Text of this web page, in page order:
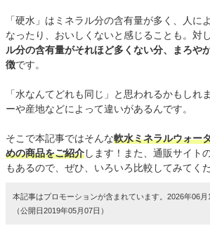
「硬水」はミネラル分の含有量が多く、人に
なったり、おいしくないと感じることも。対
ル分の含有量がそれほど多くない分、まろや
徴です。
「水なんてどれも同じ」と思われるかもしれ
ーや産地などによって違いがあるんです。
そこで本記事ではそんな軟水ミネラルウォー
めの商品をご紹介します！また、通販サイト
もあるので、ぜひ、いろいろ比較してみてく
本記事はプロモーションが含まれています。2026年06
（公開日2019年05月07日）